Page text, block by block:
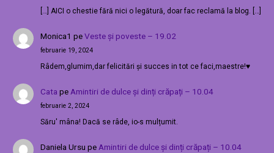
[…] AICI o chestie fără nici o legătură, doar fac reclamă la blog. […]
Monica1 peVeste și poveste – 19.02
februarie 19, 2024
Râdem,glumim,dar felicitări și succes in tot ce faci,maestre!♥️
Cata peAmintiri de dulce și dinți crăpați – 10.04
februarie 2, 2024
Săru' mâna! Dacă se râde, io-s mulțumit.
Daniela Ursu peAmintiri de dulce și dinți crăpați – 10.04